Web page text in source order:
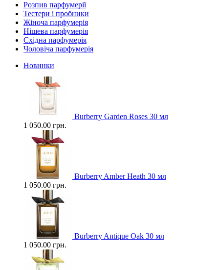
Розпив парфумерії
Тестери і пробники
Жіноча парфумерія
Нішева парфумерія
Східна парфумерія
Чоловіча парфумерія
Новинки
Burberry Garden Roses 30 мл
1 050.00 грн.
Burberry Amber Heath 30 мл
1 050.00 грн.
Burberry Antique Oak 30 мл
1 050.00 грн.